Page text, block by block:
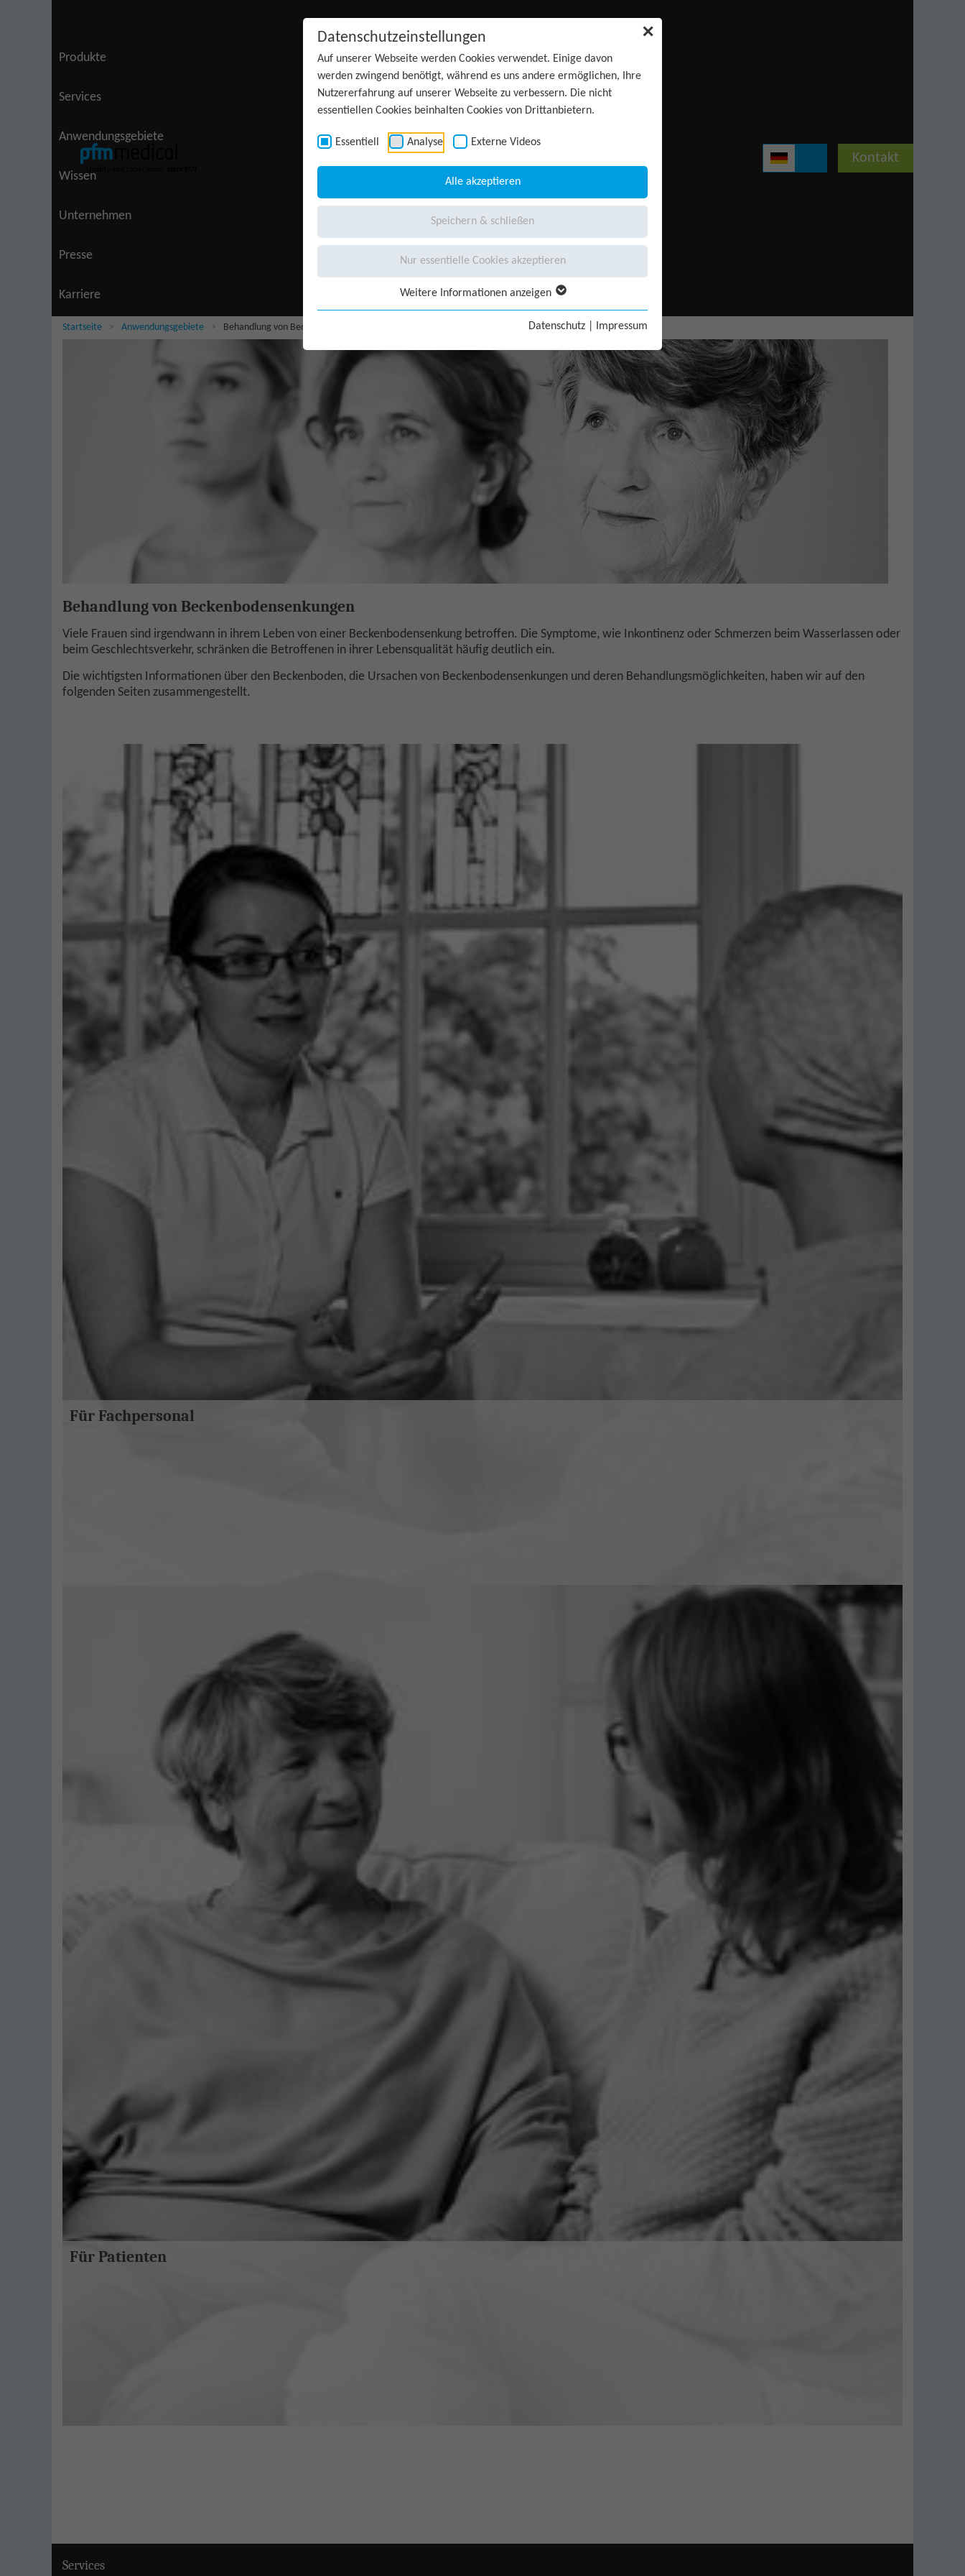
✕
Datenschutzeinstellungen
Auf unserer Webseite werden Cookies verwendet. Einige davon
werden zwingend benötigt, während es uns andere ermöglichen, Ihre
Nutzererfahrung auf unserer Webseite zu verbessern. Die nicht
essentiellen Cookies beinhalten Cookies von Drittanbietern.
Essentiell Analyse Externe Videos
Alle akzeptieren
Speichern & schließen
Nur essentielle Cookies akzeptieren
Weitere Informationen anzeigen
Datenschutz Impressum
Kontakt
Produkte
Services
Anwendungsgebiete
(aktiv)
Wissen
Unternehmen
Presse
Karriere
Sie sind hier:
Startseite Anwendungsgebiete Behandlung von Beckenbodensenkungen
Behandlung von Beckenbodensenkungen
Viele Frauen sind irgendwann in ihrem Leben von einer Beckenbodensenkung betroffen. Die Symptome, wie Inkontinenz oder Schmerzen beim Wasserlassen oder
beim Geschlechtsverkehr, schränken die Betroffenen in ihrer Lebensqualität häufig deutlich ein.
Die wichtigsten Informationen über den Beckenboden, die Ursachen von Beckenbodensenkungen und deren Behandlungsmöglichkeiten, haben wir auf den
folgenden Seiten zusammengestellt.
Für Fachpersonal
Für Patienten
Services